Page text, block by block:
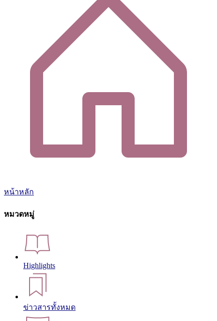
หน้าหลัก
หมวดหมู่
Highlights
ข่าวสารทั้งหมด